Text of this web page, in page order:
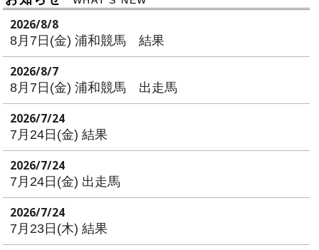
2026/8/8
8月7日(金) 浦和競馬 結果
2026/8/7
8月7日(金) 浦和競馬 出走馬
2026/7/24
7月24日(金) 結果
2026/7/24
7月24日(金) 出走馬
2026/7/24
7月23日(木) 結果